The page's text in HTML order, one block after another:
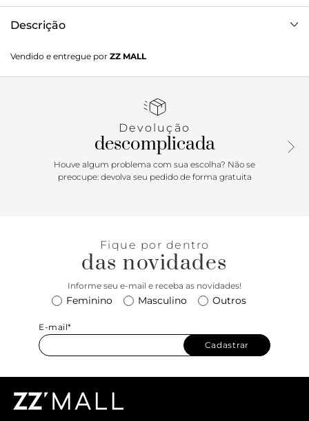
Descrição
dourada. De material similar ao couro com efeito
envernizado, o modelo possui solado rasteiro
aplicação de lacinho delicado na gáspea, com ponteiras
traz palmilha confortável, com assinatura Anacapri. Porque
Apostar: Comfy & Chic, a sapatilha de bico fino vem para a
temporada com um toque delicado e feminino com o
lacinho na gáspea. Simplesmente per-fei-ta para a
Vendido e entregue por ZZ MALL
Devolução
descomplicada
Houve algum problema com sua escolha? Não se
preocupe: devolva seu pedido de forma gratuita
Fique por dentro
das novidades
Informe seu e-mail e receba as novidades!
Feminino Masculino Outros
E-mail*
Cadastrar